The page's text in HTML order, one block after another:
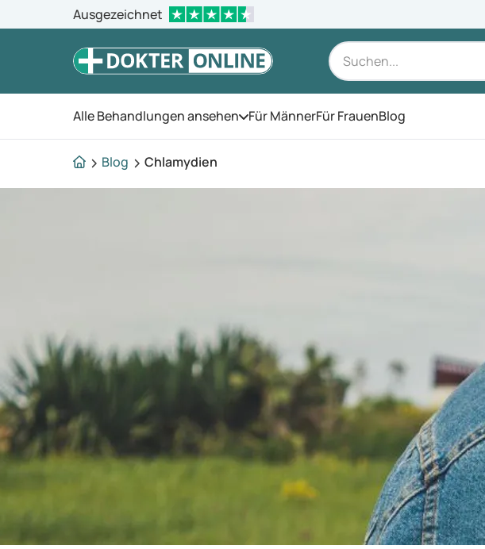
Ausgezeichnet
Alle Behandlungen ansehen Öffnen Sie das Menü
Für MännerFür FrauenBlog
Blog Chlamydien